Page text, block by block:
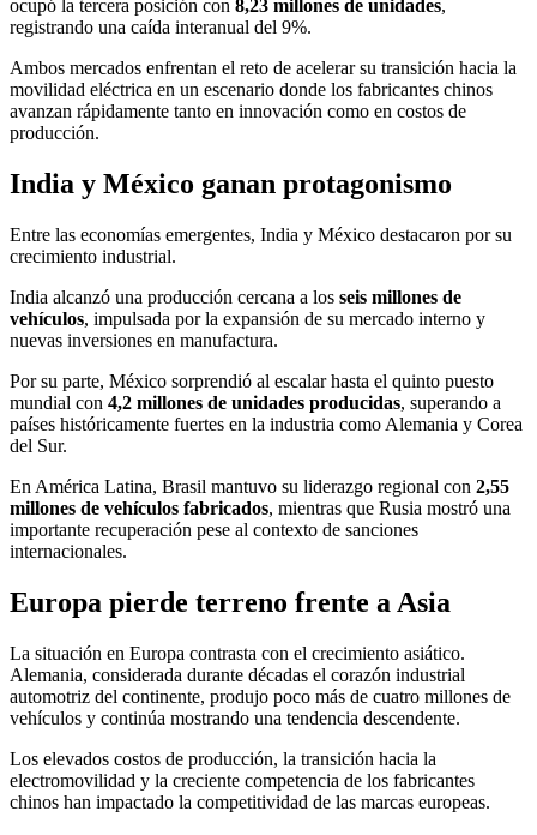
ocupó la tercera posición con 8,23 millones de unidades,
registrando una caída interanual del 9%.
Ambos mercados enfrentan el reto de acelerar su transición hacia la
movilidad eléctrica en un escenario donde los fabricantes chinos
avanzan rápidamente tanto en innovación como en costos de
producción.
India y México ganan protagonismo
Entre las economías emergentes, India y México destacaron por su
crecimiento industrial.
India alcanzó una producción cercana a los seis millones de
vehículos, impulsada por la expansión de su mercado interno y
nuevas inversiones en manufactura.
Por su parte, México sorprendió al escalar hasta el quinto puesto
mundial con 4,2 millones de unidades producidas, superando a
países históricamente fuertes en la industria como Alemania y Corea
del Sur.
En América Latina, Brasil mantuvo su liderazgo regional con 2,55
millones de vehículos fabricados, mientras que Rusia mostró una
importante recuperación pese al contexto de sanciones
internacionales.
Europa pierde terreno frente a Asia
La situación en Europa contrasta con el crecimiento asiático.
Alemania, considerada durante décadas el corazón industrial
automotriz del continente, produjo poco más de cuatro millones de
vehículos y continúa mostrando una tendencia descendente.
Los elevados costos de producción, la transición hacia la
electromovilidad y la creciente competencia de los fabricantes
chinos han impactado la competitividad de las marcas europeas.